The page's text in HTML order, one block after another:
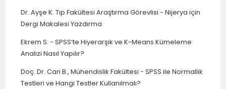
Dr. Ayşe K. Tıp Fakültesi Araştırma Görevlisi -Nijerya için
Dergi Makalesi Yazdırma
Ekrem S. -SPSS’te Hiyerarşik ve K-Means Kümeleme
Analizi Nasıl Yapılır?
Doç. Dr. Can B., Mühendislik Fakültesi -SPSS ile Normallik
Testleri ve Hangi Testler Kullanılmalı?